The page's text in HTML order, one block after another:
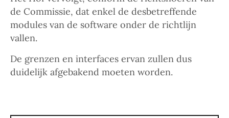
de Commissie, dat enkel de desbetreffende
modules van de software onder de richtlijn
vallen.
De grenzen en interfaces ervan zullen dus
duidelijk afgebakend moeten worden.